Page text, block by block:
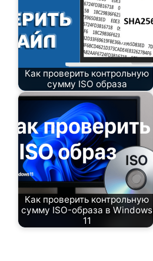
Как проверить контрольную
сумму ISO образа
Как проверить контрольную
сумму ISO-образа в Windows
11